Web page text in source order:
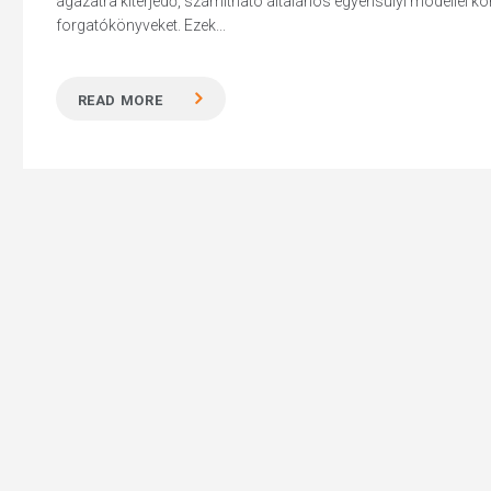
forgatókönyveket. Ezek...
READ MORE